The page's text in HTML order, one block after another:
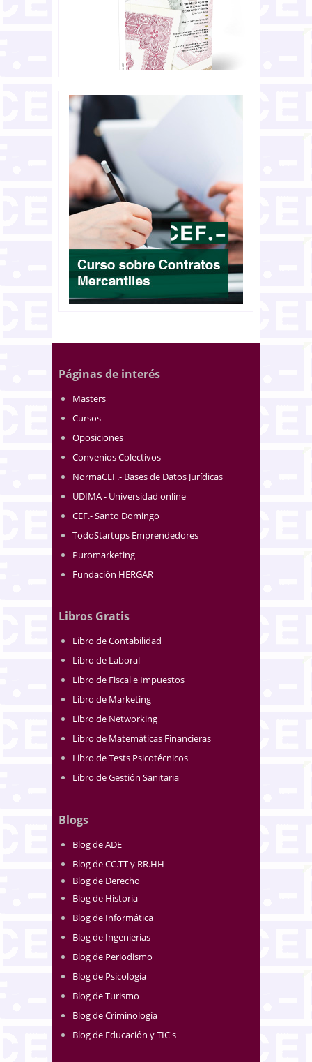
Páginas de interés
Masters
Cursos
Oposiciones
Convenios Colectivos
NormaCEF.- Bases de Datos Jurídicas
UDIMA - Universidad online
CEF.- Santo Domingo
TodoStartups Emprendedores
Puromarketing
Fundación HERGAR
Libros Gratis
Libro de Contabilidad
Libro de Laboral
Libro de Fiscal e Impuestos
Libro de Marketing
Libro de Networking
Libro de Matemáticas Financieras
Libro de Tests Psicotécnicos
Libro de Gestión Sanitaria
Blogs
Blog de ADE
Blog de CC.TT y RR.HH
Blog de Derecho
Blog de Historia
Blog de Informática
Blog de Ingenierías
Blog de Periodismo
Blog de Psicología
Blog de Turismo
Blog de Criminología
Blog de Educación y TIC's